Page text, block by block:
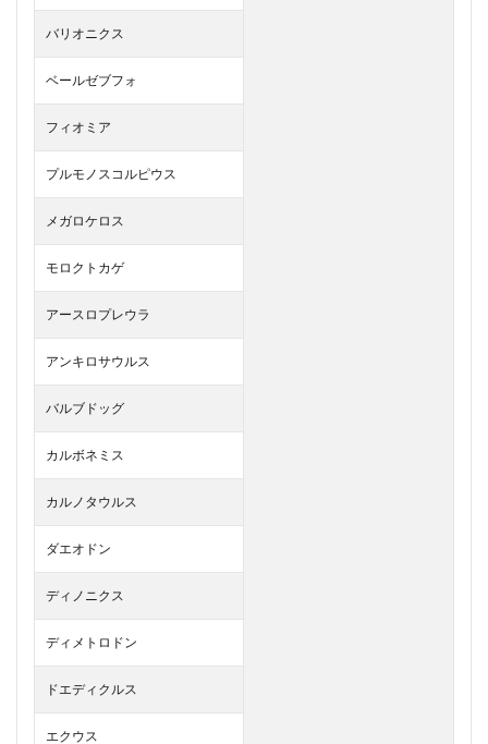
バリオニクス
ベールゼブフォ
フィオミア
プルモノスコルピウス
メガロケロス
モロクトカゲ
アースロプレウラ
アンキロサウルス
バルブドッグ
カルボネミス
カルノタウルス
ダエオドン
ディノニクス
ディメトロドン
ドエディクルス
エクウス